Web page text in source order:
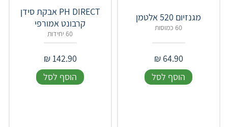
מגנזיום 520 אלטמן
60 כמוסות
64.90
₪
הוסף לסל
‎PH‎ ‎DIRECT‎ אבקת סידן
קרבונט אמורפי
60 יחידות
142.90
₪
הוסף לסל